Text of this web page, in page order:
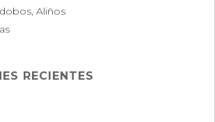
Aliños
RECIENTES